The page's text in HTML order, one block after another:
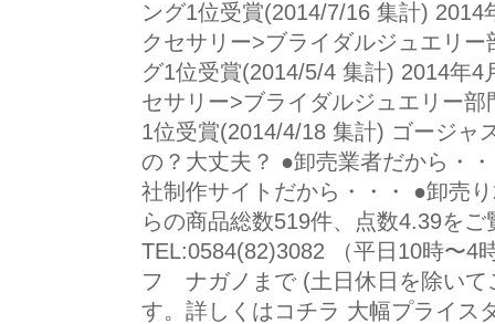
ング1位受賞(2014/7/16 集計)
クセサリー>ブライダルジュエリ
グ1位受賞(2014/5/4 集計) 2014年
セサリー>ブライダルジュエリー
1位受賞(2014/4/18 集計) ゴージャ
の？大丈夫？ ●卸売業者だから・
社制作サイトだから・・・ ●卸売
らの商品総数519件、点数4.39を
TEL:0584(82)3082 （平日10時〜4
フ ナガノまで (土日休日を除いて
す。詳しくはコチラ 大幅プライス